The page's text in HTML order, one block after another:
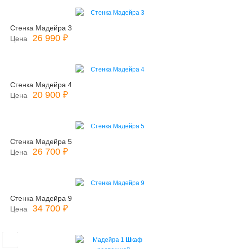
Стенка Мадейра 3
Цена
26 990 ₽
Стенка Мадейра 4
Цена
20 900 ₽
Стенка Мадейра 5
Цена
26 700 ₽
Стенка Мадейра 9
Цена
34 700 ₽